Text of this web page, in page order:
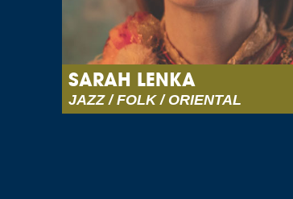
SARAH LENKA
JAZZ / FOLK / ORIENTAL